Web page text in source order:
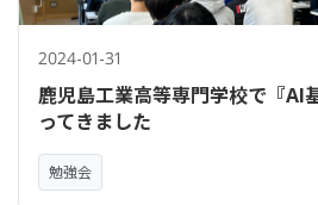
2024-01-31
鹿児島工業高等専門学校で『AI
ってきました
勉強会